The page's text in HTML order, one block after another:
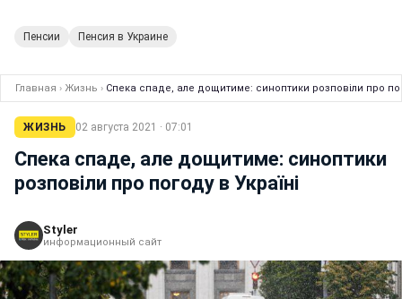
Пенсии Пенсия в Украине
Главная › Жизнь › Спека спаде, але дощитиме: синоптики розповіли про
ЖИЗНЬ 02 августа 2021 · 07:01
Спека спаде, але дощитиме: синоптики
розповіли про погоду в Україні
Styler
информационный сайт